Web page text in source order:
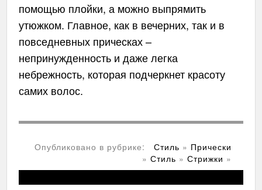
помощью плойки, а можно выпрямить
утюжком. Главное, как в вечерних, так и в
повседневных прическах –
непринужденность и даже легка
небрежность, которая подчеркнет красоту
самих волос.
Опубликовано в рубрике: Стиль » Прически
» Стиль » Стрижки »